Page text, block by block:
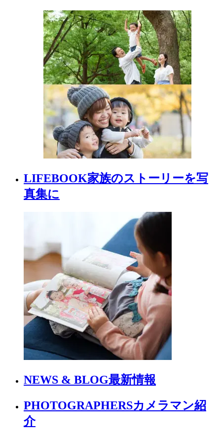
LIFEBOOK家族のストーリーを写
真集に
NEWS & BLOG最新情報
PHOTOGRAPHERSカメラマン紹
介